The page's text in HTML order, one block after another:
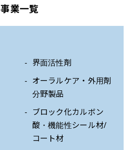
事業一覧
界面活性剤
オーラルケア・外用剤
分野製品
ブロック化カルボン
酸・機能性シール材/
コート材